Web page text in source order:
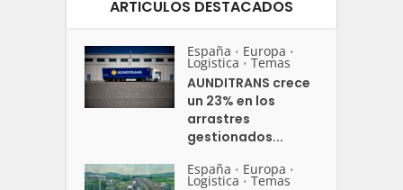
ARTICULOS DESTACADOS
España • Europa •
Logistica • Temas
AUNDITRANS crece
un 23% en los
arrastres
gestionados...
España • Europa •
Logistica • Temas